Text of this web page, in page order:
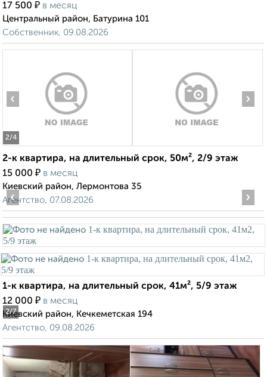
17 500 ₽ в месяц
Центральный район, Батурина 101
Собственник, 09.08.2026
2/4
‹ ›
2-к квартира, на длительный срок, 50м², 2/9 этаж
15 000 ₽ в месяц
Киевский район, Лермонтова 35
Агентство, 07.08.2026
2/7
‹ ›
1-к квартира, на длительный срок, 41м², 5/9 этаж
12 000 ₽ в месяц
Киевский район, Кечкеметская 194
Агентство, 09.08.2026